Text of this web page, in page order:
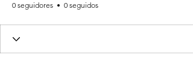
0 seguidores 0 seguidos